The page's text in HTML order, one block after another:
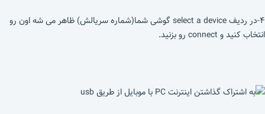
۴-در ردیف select a device گوشی شما(شماره سریالش) ظاهر می شه اون رو
انتخاب کنید و connect رو بزنید.